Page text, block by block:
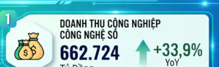
Giới thiệu
Chức năng nhiệm vụ
Cơ cấu tổ chức
Tin tức sự kiện
Khoa học và Công nghệ
Dịch vụ công